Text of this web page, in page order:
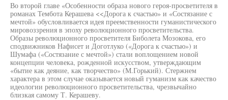
Во второй главе «Особенности образа нового героя-просветителя в
романах Тембота Керашева <<Дорога к счастью» и «Состязание с
мечтой» обусловливается идея преемственности гуманистического
мировоззрения в эпоху революционного просветительства.
Образы революционного просветителя Биболета Мозокова, его
сподвижников Нафисет и Доготлуко («Дорога к счастью») и
Шумафа («Состязание с мечтой») стали воплощением новой
концепции человека, рожденной искусством, утверждающим
«бытие как деяние, как творчество» (М.Горький). Стержнем
характера в этом случае оказывается новый гуманизм как качество
идеологии революционного просветительства, чрезвычайно
близкая самому Т. Керашеву.